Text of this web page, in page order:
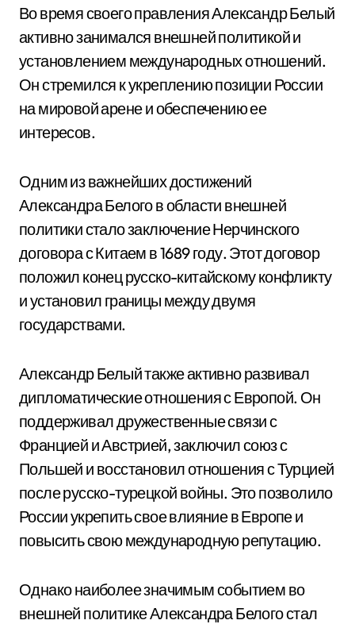
Во время своего правления Александр Белый
активно занимался внешней политикой и
установлением международных отношений.
Он стремился к укреплению позиции России
на мировой арене и обеспечению ее
интересов.
Одним из важнейших достижений
Александра Белого в области внешней
политики стало заключение Нерчинского
договора с Китаем в 1689 году. Этот договор
положил конец русско-китайскому конфликту
и установил границы между двумя
государствами.
Александр Белый также активно развивал
дипломатические отношения с Европой. Он
поддерживал дружественные связи с
Францией и Австрией, заключил союз с
Польшей и восстановил отношения с Турцией
после русско-турецкой войны. Это позволило
России укрепить свое влияние в Европе и
повысить свою международную репутацию.
Однако наиболее значимым событием во
внешней политике Александра Белого стал